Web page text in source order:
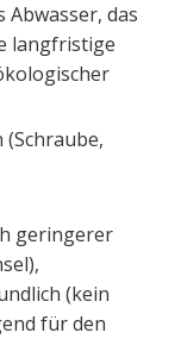
das
langfristige
geringerer
(kein
für den